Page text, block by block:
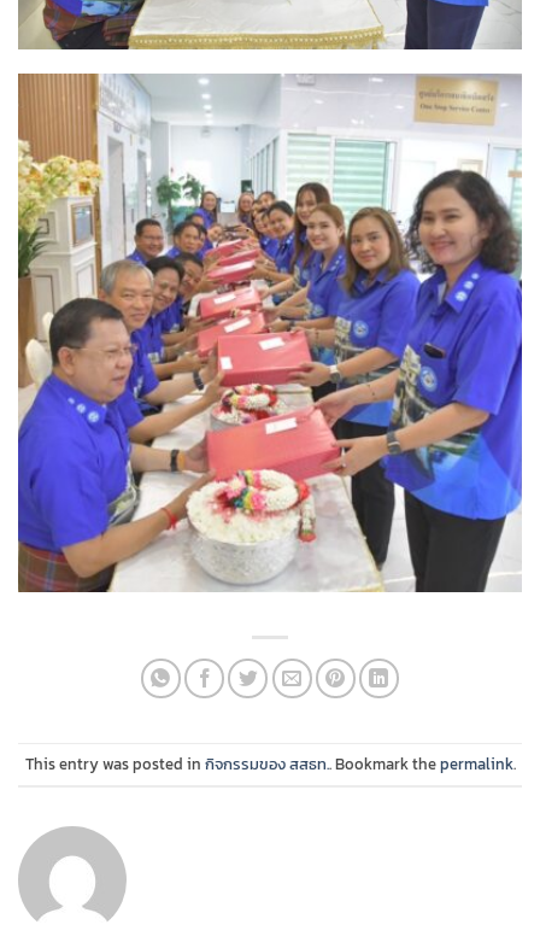
This entry was posted in กิจกรรมของ สสธท.. Bookmark thepermalink.